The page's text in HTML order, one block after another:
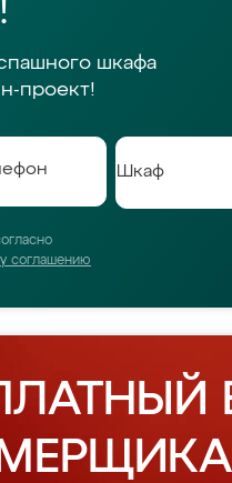
шкафа
проект!
соглашению